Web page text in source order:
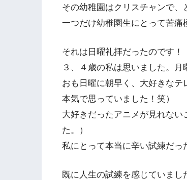
その幼稚園はクリスチャンで、
一つだけ幼稚園生にとって苦痛
それは日曜礼拝だったのです！
３、４歳の私は思いました。
おも日曜に朝早く、大好きな
本気で思っていました！笑）
大好きだったアニメが見れな
た。）
私にとって本当に辛い試練だっ
既に人生の試練を感じていまし